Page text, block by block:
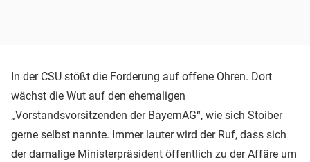
In der CSU stößt die Forderung auf offene Ohren. Dort
wächst die Wut auf den ehemaligen
„Vorstandsvorsitzenden der BayernAG“, wie sich Stoiber
gerne selbst nannte. Immer lauter wird der Ruf, dass sich
der damalige Ministerpräsident öffentlich zu der Affäre um